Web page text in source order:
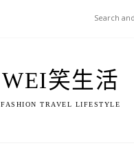
WEI笑生活
FASHION TRAVEL LIFESTYLE